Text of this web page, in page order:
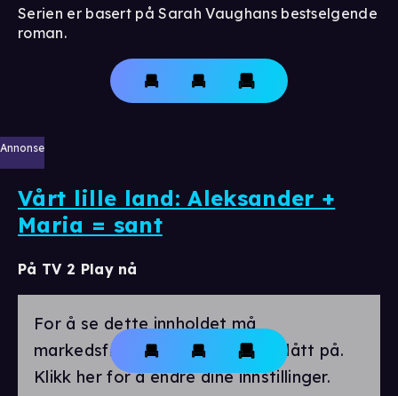
Serien er basert på Sarah Vaughans bestselgende
roman.
Annonse
Vårt lille land: Aleksander +
Maria = sant
På TV 2 Play nå
For å se dette innholdet må
markedsførings-cookies være slått på.
Klikk her for å endre dine innstillinger.